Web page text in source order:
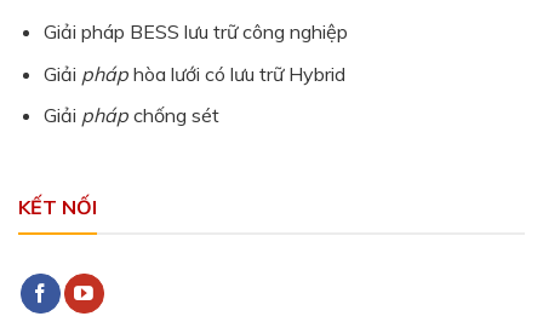
Giải pháp BESS lưu trữ công nghiệp
Giải pháp hòa lưới có lưu trữ Hybrid
Giải pháp chống sét
KẾT NỐI